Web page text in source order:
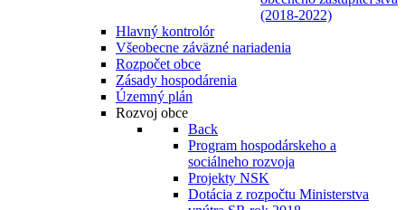
(2018-2022)
Hlavný kontrolór
Všeobecne záväzné nariadenia
Rozpočet obce
Zásady hospodárenia
Územný plán
Rozvoj obce
Back
Program hospodárskeho a
sociálneho rozvoja
Projekty NSK
Dotácia z rozpočtu Ministerstva